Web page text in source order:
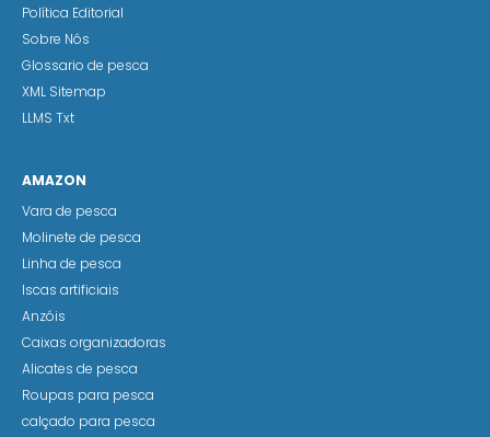
Política Editorial
Sobre Nós
Glossario de pesca
XML Sitemap
LLMS Txt
AMAZON
Vara de pesca
Molinete de pesca
Linha de pesca
Iscas artificiais
Anzóis
Caixas organizadoras
Alicates de pesca
Roupas para pesca
calçado para pesca